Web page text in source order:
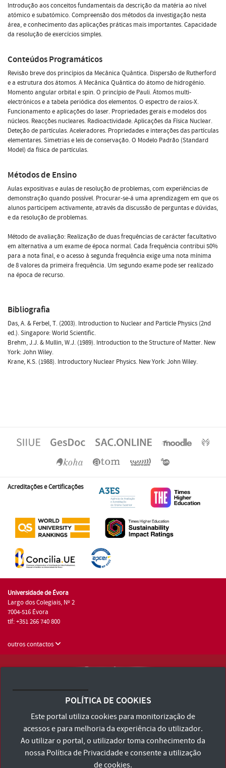
Introdução aos conceitos fundamentais da descrição da matéria ao nível
atómico e subatómico. Compreensão dos métodos da investigação nesta
área, e conhecimento das aplicações práticas mais importantes. Capacidade
da resolução de exercícios simples.
Conteúdos Programáticos
Revisão breve dos princípios da Mecânica Quântica. Dispersão de Rutherford
e a estrutura dos átomos. A Mecânica Quântica do átomo de hidrogénio.
Momento angular orbital e spin. O princípio de Pauli. Átomos multi-
electrónicos e a tabela periódica dos elementos. O espectro de raios-X.
Funcionamento e aplicações do laser. Propriedades gerais e modelos dos
núcleos. Reacções nucleares. Radioactividade. Aplicações da Física Nuclear.
Deteção de partículas. Aceleradores. Propriedades e interações das partículas
elementares. Simetrias e leis de conservação. O Modelo Padrão (Standard
Model) da física de partículas.
Métodos de Ensino
Aulas expositivas e aulas de resolução de problemas, com experiências de
demonstração quando possível. Procurar-se-á uma aprendizagem em que os
alunos participem activamente, através da discussão de perguntas e dúvidas,
e da resolução de problemas.
Método de avaliação: Realização de duas frequências de carácter facultativo
em alternativa a um exame de época normal. Cada frequência contribui 50%
para a nota final, e o acesso à segunda frequência exige uma nota mínima
de 8 valores da primeira frequência. Um segundo exame pode ser realizado
na época de recurso.
Bibliografia
Das, A. & Ferbel, T. (2003). Introduction to Nuclear and Particle Physics (2nd
ed.). Singapore: World Scientific.
Brehm, J.J. & Mullin, W.J. (1989). Introduction to the Structure of Matter. New
York: John Wiley.
Krane, K.S. (1988). Introductory Nuclear Physics. New York: John Wiley.
Acreditações e Certificações
Universidade de Évora
Largo dos Colegiais, Nº 2
7004-516 Évora
tlf: +351 266 740 800
outros contactos
Consulte os Termos e Condições e Política de Privacidade
Declaração de Acessibilidade
POLÍTICA DE COOKIES
Este portal utiliza cookies para monitorização de
acessos e para melhoria da experiência do utilizador.
Ao utilizar o portal, o utilizador toma conhecimento da
nossa Política de Privacidadee consente a utilização
de cookies.